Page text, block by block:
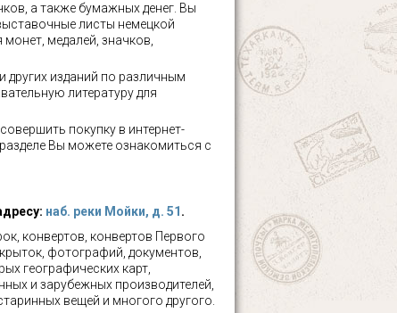
а также бумажных денег. Вы
выставочные листы немецкой
медалей, значков,
других изданий по различным
литературу для
покупку в интернет-
Вы можете ознакомиться с
наб. реки Мойки, д. 51 .
конвертов, конвертов Первого
фотографий, документов,
географических карт,
и зарубежных производителей,
вещей и многого другого.